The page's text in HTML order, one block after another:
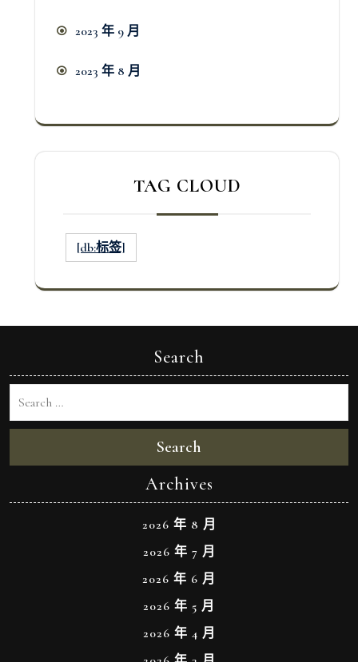
2023 年 9 月
2023 年 8 月
TAG CLOUD
[db:标签]
Search
Search
Archives
2026 年 8 月
2026 年 7 月
2026 年 6 月
2026 年 5 月
2026 年 4 月